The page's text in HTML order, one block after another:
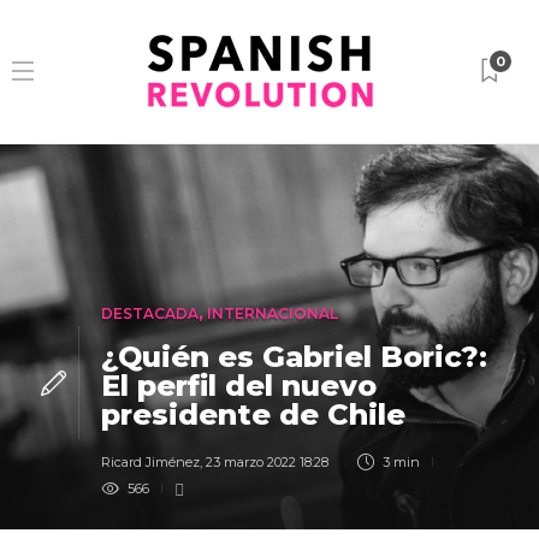
0
DESTACADA,INTERNACIONAL
¿Quién es Gabriel Boric?:
El perfil del nuevo
presidente de Chile
Ricard Jiménez, 23 marzo 2022 18:28
3 min
566